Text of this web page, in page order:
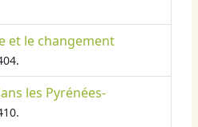
et le changement
les Pyrénées-